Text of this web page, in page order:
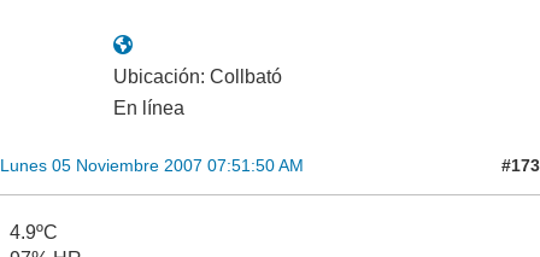
Ubicación: Collbató
En línea
Lunes 05 Noviembre 2007 07:51:50 AM #173
4.9ºC